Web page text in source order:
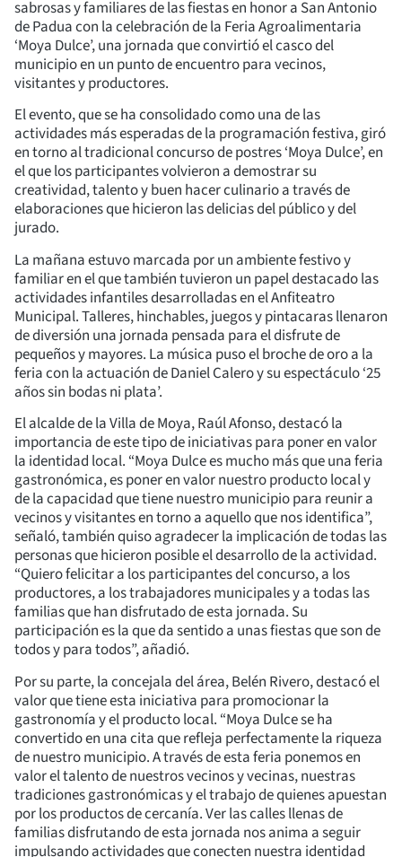
sabrosas y familiares de las fiestas en honor a San Antonio
de Padua con la celebración de la Feria Agroalimentaria
‘Moya Dulce’, una jornada que convirtió el casco del
municipio en un punto de encuentro para vecinos,
visitantes y productores.
El evento, que se ha consolidado como una de las
actividades más esperadas de la programación festiva, giró
en torno al tradicional concurso de postres ‘Moya Dulce’, en
el que los participantes volvieron a demostrar su
creatividad, talento y buen hacer culinario a través de
elaboraciones que hicieron las delicias del público y del
jurado.
La mañana estuvo marcada por un ambiente festivo y
familiar en el que también tuvieron un papel destacado las
actividades infantiles desarrolladas en el Anfiteatro
Municipal. Talleres, hinchables, juegos y pintacaras llenaron
de diversión una jornada pensada para el disfrute de
pequeños y mayores. La música puso el broche de oro a la
feria con la actuación de Daniel Calero y su espectáculo ‘25
años sin bodas ni plata’.
El alcalde de la Villa de Moya, Raúl Afonso, destacó la
importancia de este tipo de iniciativas para poner en valor
la identidad local. “Moya Dulce es mucho más que una feria
gastronómica, es poner en valor nuestro producto local y
de la capacidad que tiene nuestro municipio para reunir a
vecinos y visitantes en torno a aquello que nos identifica”,
señaló, también quiso agradecer la implicación de todas las
personas que hicieron posible el desarrollo de la actividad.
“Quiero felicitar a los participantes del concurso, a los
productores, a los trabajadores municipales y a todas las
familias que han disfrutado de esta jornada. Su
participación es la que da sentido a unas fiestas que son de
todos y para todos”, añadió.
Por su parte, la concejala del área, Belén Rivero, destacó el
valor que tiene esta iniciativa para promocionar la
gastronomía y el producto local. “Moya Dulce se ha
convertido en una cita que refleja perfectamente la riqueza
de nuestro municipio. A través de esta feria ponemos en
valor el talento de nuestros vecinos y vecinas, nuestras
tradiciones gastronómicas y el trabajo de quienes apuestan
por los productos de cercanía. Ver las calles llenas de
familias disfrutando de esta jornada nos anima a seguir
impulsando actividades que conecten nuestra identidad